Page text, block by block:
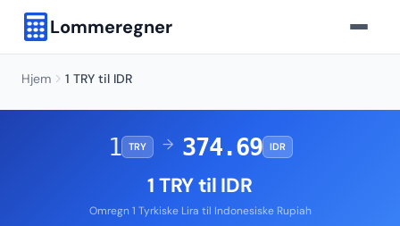
Lommeregner
Hjem 1 TRY til IDR
1 TRY → 374.69 IDR
1 TRY til IDR
Omregn 1 Tyrkiske Lira til Indonesiske Rupiah